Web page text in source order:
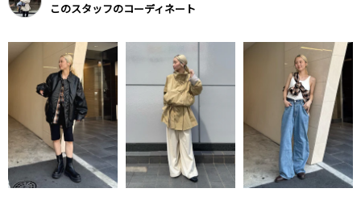
このスタッフのコーディネート